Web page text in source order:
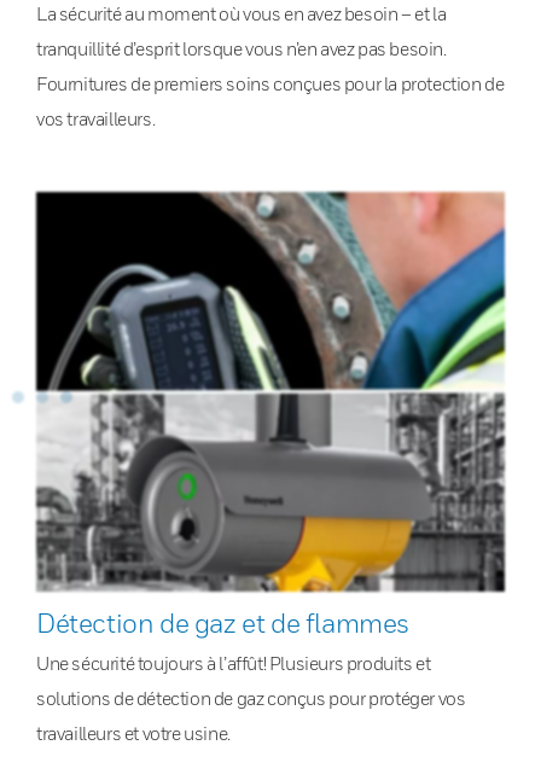
La sécurité au moment où vous en avez besoin – et la
tranquillité d’esprit lorsque vous n’en avez pas besoin.
Fournitures de premiers soins conçues pour la protection de
vos travailleurs.
Détection de gaz et de flammes
Une sécurité toujours à l’affût! Plusieurs produits et
solutions de détection de gaz conçus pour protéger vos
travailleurs et votre usine.